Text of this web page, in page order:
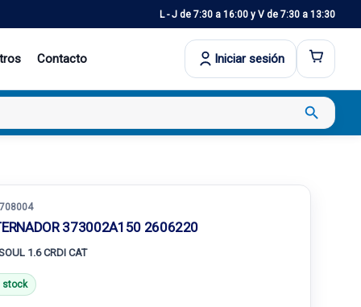
L - J de 7:30 a 16:00 y V de 7:30 a 13:30
Contacto Iniciar sesión
search
373002A150 2606220
1.6 CRDI CAT
stock